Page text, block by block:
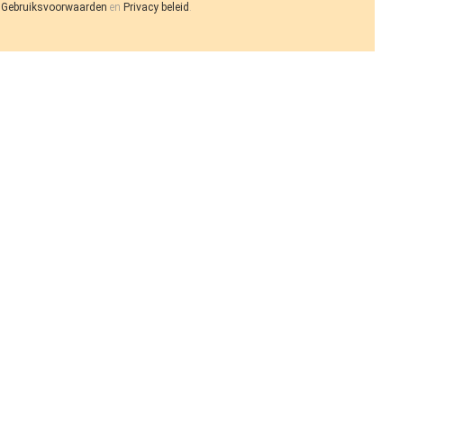
Gebruiksvoorwaarden en Privacy beleid .